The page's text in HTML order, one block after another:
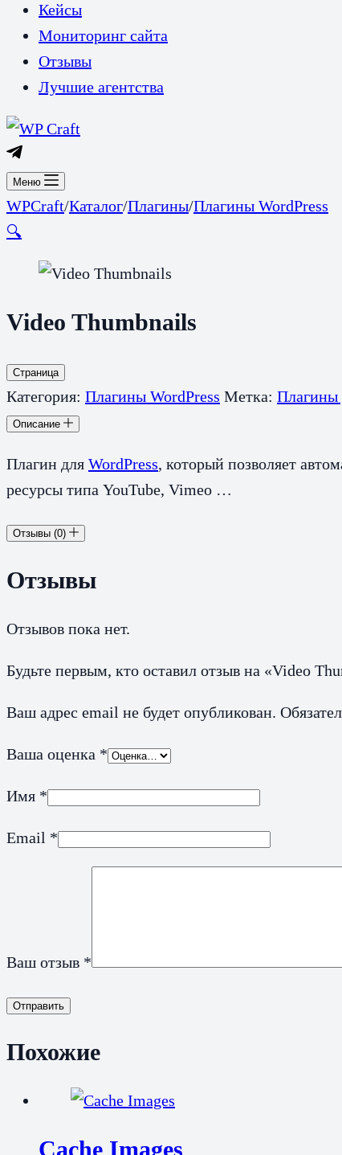
Кейсы
Мониторинг сайта
Отзывы
Лучшие агентства
Меню
WPCraft/Каталог/Плагины/Плагины WordPress
🔍
Video Thumbnails
Страница
Категория: Плагины WordPress Метка: Плагины
Описание
Плагин для WordPress, который позволяет
ресурсы типа YouTube, Vimeo …
Отзывы (0)
Отзывы
Отзывов пока нет.
Будьте первым, кто оставил отзыв на «Video
Ваш адрес email не будет опубликован.
Ваша оценка *
Имя *
Email *
Ваш отзыв *
Отправить
Похожие
Cache Images